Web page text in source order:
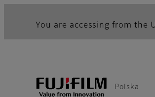
You are accessing from the
Polska